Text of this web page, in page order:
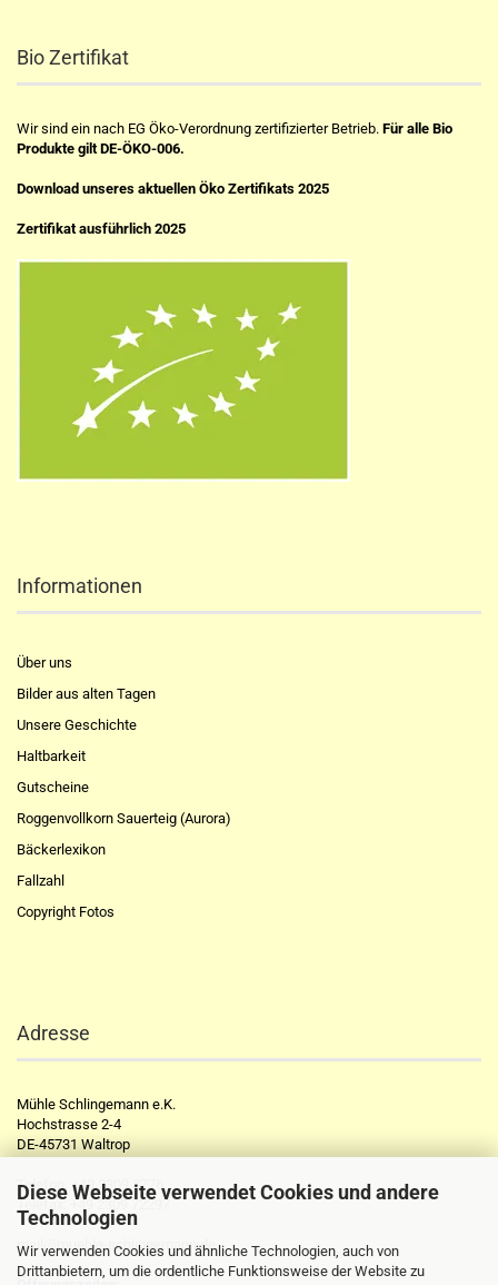
Diese Webseite verwendet Cookies und andere
Technologien
Wir verwenden Cookies und ähnliche Technologien, auch von
Drittanbietern, um die ordentliche Funktionsweise der Website zu
Bio Zertifikat
Wir sind ein nach EG Öko-Verordnung zertifizierter Betrieb. Für alle Bio
Produkte gilt DE-ÖKO-006.
Download unseres aktuellen Öko Zertifikats 2025
Zertifikat ausführlich 2025
Informationen
Über uns
Bilder aus alten Tagen
Unsere Geschichte
Haltbarkeit
Gutscheine
Roggenvollkorn Sauerteig (Aurora)
Bäckerlexikon
Fallzahl
Copyright Fotos
Adresse
Mühle Schlingemann e.K.
Hochstrasse 2-4
DE-45731 Waltrop
Telefon: +49 2309 2776
Telefax: +49 2309 72297
mail@muehle-schlingemann.de